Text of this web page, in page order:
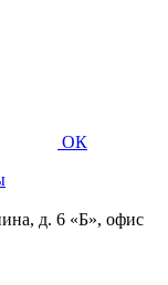
ОК
д. 6 «Б», офис